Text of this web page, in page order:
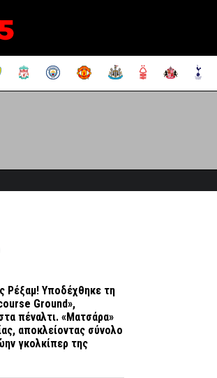
Ρέξαμ! Υποδέχθηκε τη
Ground»,
πέναλτι. «Ματσάρα»
αποκλείοντας σύνολο
γκολκίπερ της